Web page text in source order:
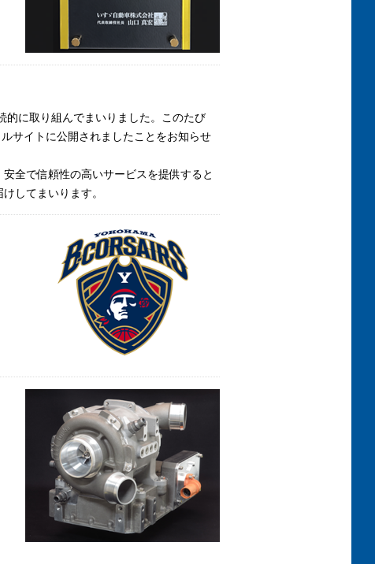
的に取り組んでまいりました。このたび
サイトに公開されましたことをお知らせ
全で信頼性の高いサービスを提供すると
してまいります。